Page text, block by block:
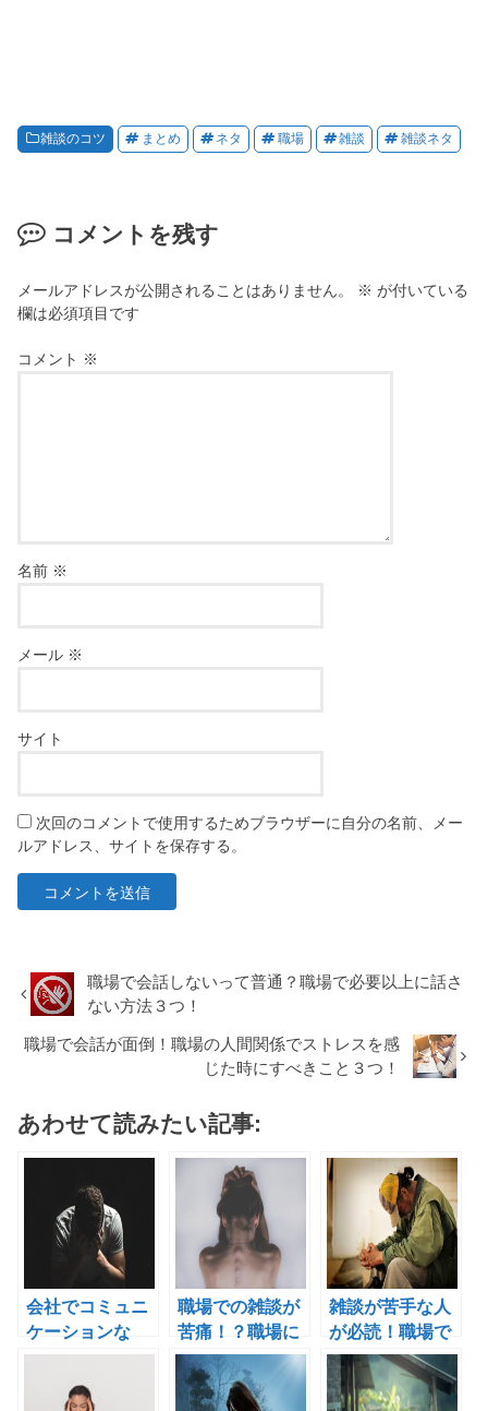
雑談のコツ まとめ ネタ 職場 雑談 雑談ネタ
コメントを残す
メールアドレスが公開されることはありません。 ※ が付いている
欄は必須項目です
コメント ※
名前 ※
メール ※
サイト
次回のコメントで使用するためブラウザーに自分の名前、メー
ルアドレス、サイトを保存する。
職場で会話しないって普通？職場で必要以上に話さ
ない方法３つ！
職場で会話が面倒！職場の人間関係でストレスを感
じた時にすべきこと３つ！
あわせて読みたい記事:
会社でコミュニ
ケーションな
し！職場で雑談
がない時にとる
べき対策４つ！
職場での雑談が
苦痛！？職場に
雑談が必要な理
由と対処法と
は？
雑談が苦手な人
が必読！職場で
雑談が必要な理
由４つ！